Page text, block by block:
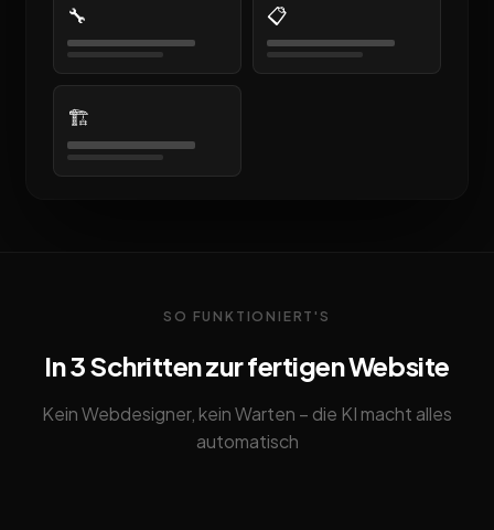
🔧 📋
🏗️
SO FUNKTIONIERT'S
In 3 Schritten zur fertigen Website
Kein Webdesigner, kein Warten – die KI macht alles
automatisch